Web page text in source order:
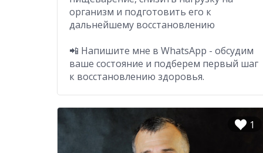
организм и подготовить его к
дальнейшему восстановлению
📲 Напишите мне в WhatsApp - обсудим
ваше состояние и подберем первый шаг
к восстановлению здоровья.
1